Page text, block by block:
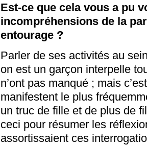
Est-ce que cela vous a pu
incompréhensions de la
entourage ?
Parler de ses activités au
on est un garçon interpelle
n’ont pas manqué ; mais
manifestent le plus
un truc de fille et de plus de
ceci pour résumer les
assortissaient ces